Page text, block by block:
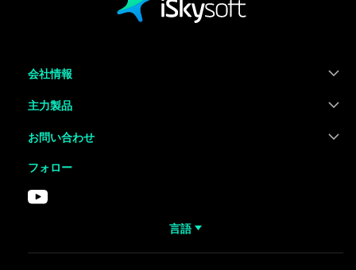
会社情報
主力製品
お問い合わせ
フォロー
言語